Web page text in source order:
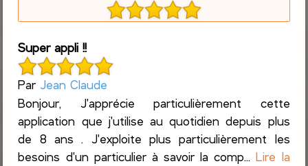
Super appli !!
Par Jean Claude
Bonjour, J'apprécie particulièrement cette
application que j'utilise au quotidien depuis plus
de 8 ans . J'exploite plus particulièrement les
besoins d'un particulier à savoir la comp...Lire la